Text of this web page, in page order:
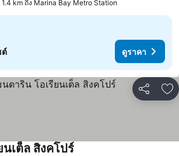
1.4 km ถึง Marina Bay Metro Station
ต์ ดูราคา
แชร์ เ
เต็ล สิงคโปร์